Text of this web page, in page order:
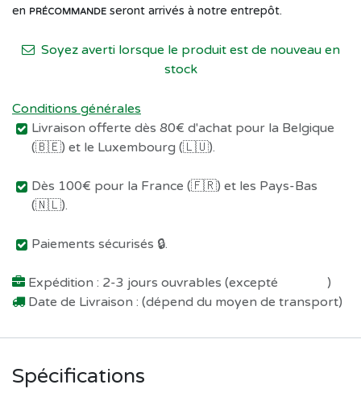
en PRÉCOMMANDE seront arrivés à notre entrepôt.
Soyez averti lorsque le produit est de nouveau en
stock
Conditions générales
Livraison offerte dès 80€ d'achat pour la Belgique
(🇧🇪) et le Luxembourg (🇱🇺).
Dès 100€ pour la France (🇫🇷) et les Pays-Bas
(🇳🇱).
Paiements sécurisés 🔒.
Expédition : 2-3 jours ouvrables (excepté
)
Date de Livraison : (dépend du moyen de transport)
Spécifications